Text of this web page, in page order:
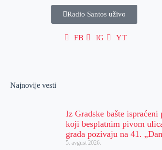
Radio Santos uživo
FB IG YT
Najnovije vesti
Iz Gradske bašte ispraćeni
koji besplatnim pivom
grada pozivaju na 41.
5. avgust 2026.